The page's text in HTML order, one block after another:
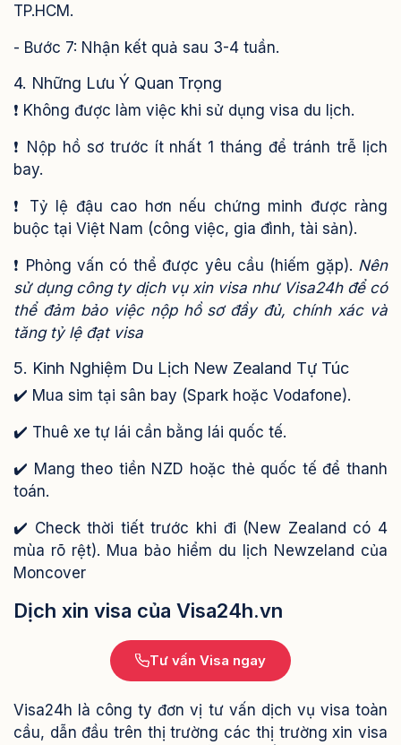
TP.HCM.
- Bước 7: Nhận kết quả sau 3-4 tuần.
4. Những Lưu Ý Quan Trọng
❗ Không được làm việc khi sử dụng visa du lịch.
❗ Nộp hồ sơ trước ít nhất 1 tháng để tránh trễ lịch
bay.
❗ Tỷ lệ đậu cao hơn nếu chứng minh được ràng
buộc tại Việt Nam (công việc, gia đình, tài sản).
❗ Phỏng vấn có thể được yêu cầu (hiếm gặp). Nên
sử dụng công ty dịch vụ xin visa như Visa24h để có
thể đảm bảo việc nộp hồ sơ đầy đủ, chính xác và
tăng tỷ lệ đạt visa
5. Kinh Nghiệm Du Lịch New Zealand Tự Túc
✔️ Mua sim tại sân bay (Spark hoặc Vodafone).
✔️ Thuê xe tự lái cần bằng lái quốc tế.
✔️ Mang theo tiền NZD hoặc thẻ quốc tế để thanh
toán.
✔️ Check thời tiết trước khi đi (New Zealand có 4
mùa rõ rệt). Mua bảo hiểm du lịch Newzeland của
Moncover
Dịch xin visa của Visa24h.vn
Tư vấn Visa ngay
Visa24h là công ty đơn vị tư vấn dịch vụ visa toàn
cầu, dẫn đầu trên thị trường các thị trường xin visa